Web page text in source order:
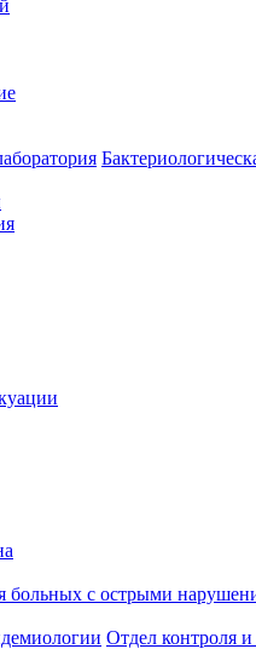
больных с острыми
Отдел контроля